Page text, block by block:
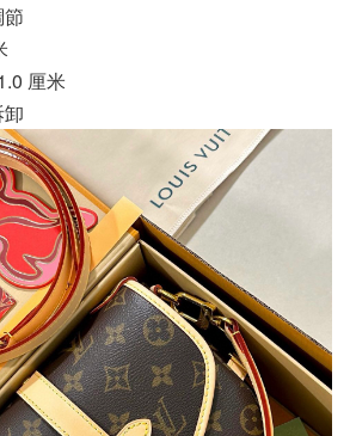
厘米